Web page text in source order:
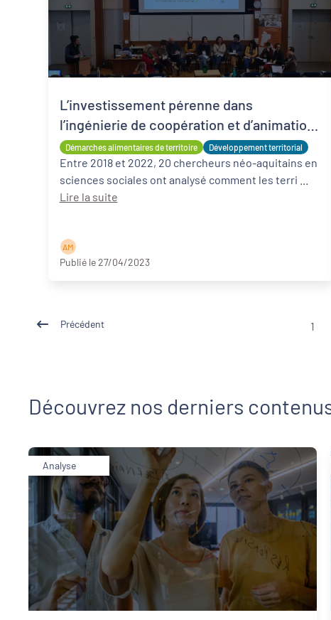
Démarches alimentaires de territoire Développement territorial
L’investissement pérenne dans
l’ingénierie de coopération et d’animation :
pierre angulaire de la réussite des PAT ?
Entre 2018 et 2022, 20 chercheurs néo-aquitains en
Lire la suite
A M
Publié le 27/04/2023
Précédent 1
Découvrez nos derniers
Analyse